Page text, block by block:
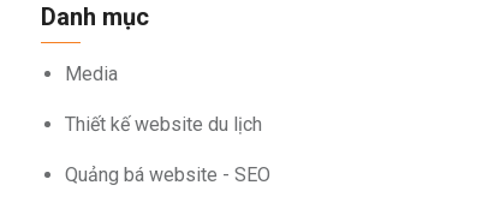
Danh mục
Media
Thiết kế website du lịch
Quảng bá website - SEO